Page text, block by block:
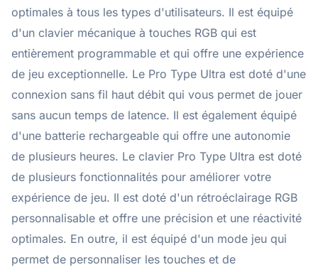
optimales à tous les types d'utilisateurs. Il est équipé
d'un clavier mécanique à touches RGB qui est
entièrement programmable et qui offre une expérience
de jeu exceptionnelle. Le Pro Type Ultra est doté d'une
connexion sans fil haut débit qui vous permet de jouer
sans aucun temps de latence. Il est également équipé
d'une batterie rechargeable qui offre une autonomie
de plusieurs heures. Le clavier Pro Type Ultra est doté
de plusieurs fonctionnalités pour améliorer votre
expérience de jeu. Il est doté d'un rétroéclairage RGB
personnalisable et offre une précision et une réactivité
optimales. En outre, il est équipé d'un mode jeu qui
permet de personnaliser les touches et de